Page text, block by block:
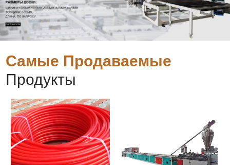
Самые Продаваемые
Продукты